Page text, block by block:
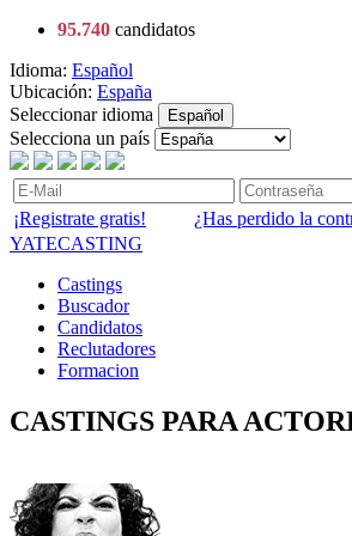
95.740 candidatos
Idioma: Español
Ubicación: España
Seleccionar idioma
Español
Selecciona un país
¡Registrate gratis!
¿Has perdido la
YATECASTING
Castings
Buscador
Candidatos
Reclutadores
Formacion
CASTINGS PARA